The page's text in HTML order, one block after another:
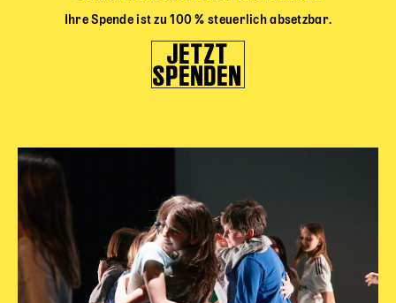
Ihre Spende ist zu 100 % steuerlich absetzbar.
JETZT
SPENDEN